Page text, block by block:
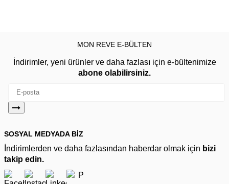
MON REVE E-BÜLTEN
İndirimler, yeni ürünler ve daha fazlası için e-bültenimize
abone olabilirsiniz.
SOSYAL MEDYADA BİZ
İndirimlerden ve daha fazlasından haberdar olmak için bizi
takip edin.